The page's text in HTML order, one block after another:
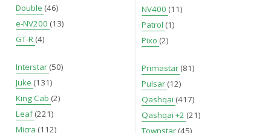
Double (46)
e-NV200 (13)
GT-R (4)
Interstar (50)
Juke (131)
King Cab (2)
Leaf(221)
Micra (112)
NV400 (11)
Patrol (1)
Pixo (2)
Primastar (81)
Pulsar (12)
Qashqai (417)
Qashqai +2 (21)
Townstar (45)